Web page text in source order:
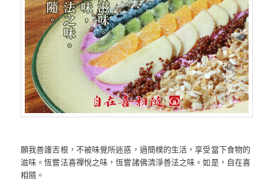
願我善護舌根，不被味覺所迷惑，過簡樸的生活，享受當下食物的
滋味。恆嘗法喜禪悅之味，恆嘗諸佛清淨善法之味。如是，自在喜
相隨。